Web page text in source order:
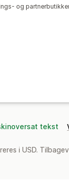
og
tekst
i USD.